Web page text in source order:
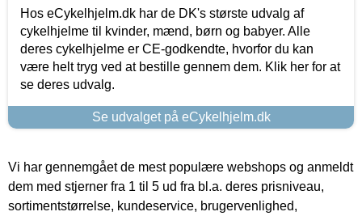
Hos eCykelhjelm.dk har de DK's største udvalg af
cykelhjelme til kvinder, mænd, børn og babyer. Alle
deres cykelhjelme er CE-godkendte, hvorfor du kan
være helt tryg ved at bestille gennem dem. Klik her for at
se deres udvalg.
Se udvalget på eCykelhjelm.dk
Vi har gennemgået de mest populære webshops og anmeldt
dem med stjerner fra 1 til 5 ud fra bl.a. deres prisniveau,
sortimentstørrelse, kundeservice, brugervenlighed,